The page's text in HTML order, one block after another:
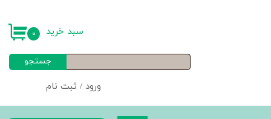
ورود / ثبت نام
خروج از حساب کاربری
جستجو
۰ سبد خرید